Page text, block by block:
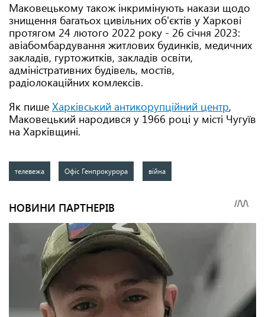
Маковецькому також інкримінують накази щодо
знищення багатьох цивільних об'єктів у Харкові
протягом 24 лютого 2022 року - 26 січня 2023:
авіабомбардування житлових будинків, медичних
закладів, гуртожитків, закладів освіти,
адміністративних будівель, мостів,
радіолокаційних комлексів.
Як пише Харківський антикорупційний центр,
Маковецький народився у 1966 році у місті Чугуїв
на Харківщині.
телевежа Офіс Генпрокурора війна